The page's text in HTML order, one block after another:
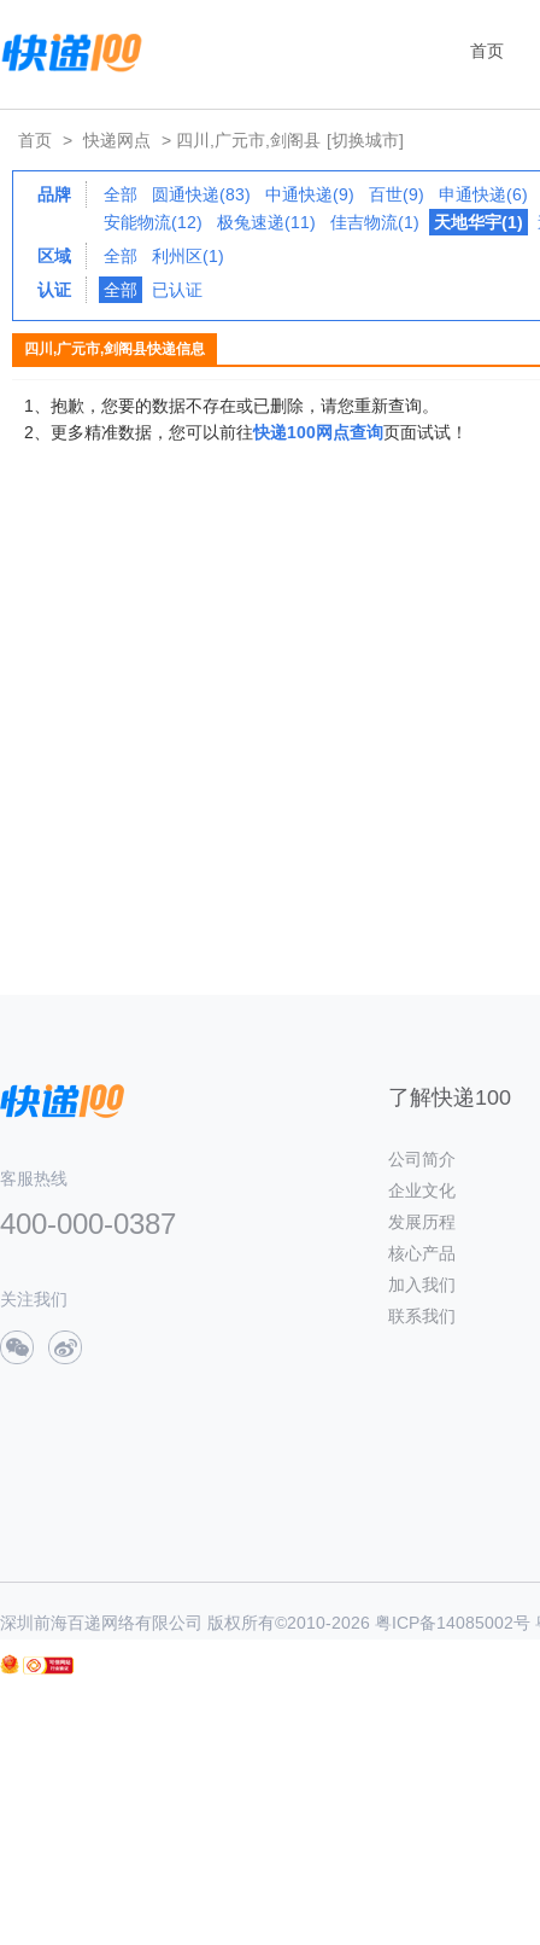
首页
首页 > 快递网点 > 四川,广元市,剑阁县 [切换城市]
品牌 全部 圆通快递(83) 中通快递(9) 百世(9)
申通快递(6)
安能物流(12)
极兔速递(11) 佳吉物流(1) 天地华宇(1)
区域
全部
利州区(1)
认证
全部 已认证
四川,广元市,剑阁县快递信息
1、抱歉，您要的数据不存在或已删除，请您重新查询。
2、更多精准数据，您可以前往快递100网点查询页面试试！
客服热线
400-000-0387
关注我们
了解快递100
公司简介
企业文化
发展历程
核心产品
加入我们
联系我们
深圳前海百递网络有限公司 版权所有©2010-2026 粤ICP备14085002号